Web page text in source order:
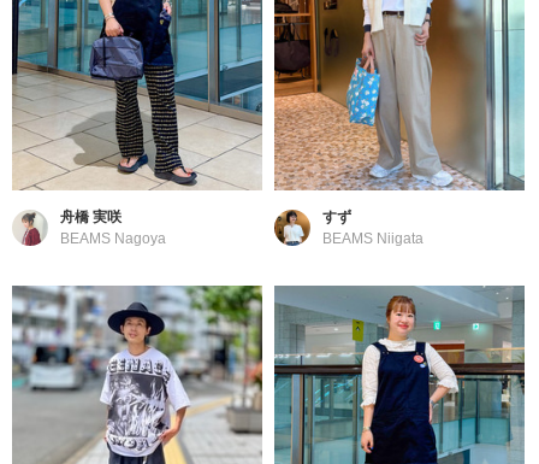
舟橋 実咲
BEAMS Nagoya
すず
BEAMS Niigata